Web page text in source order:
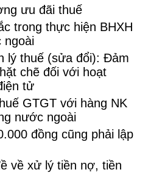
ưu đãi thuế
trong thực hiện BHXH
ngoài
lý thuế (sửa đổi): Đảm
chẽ đối với hoạt
tử
GTGT với hàng NK
nước ngoài
đồng cũng phải lập
về xử lý tiền nợ, tiền